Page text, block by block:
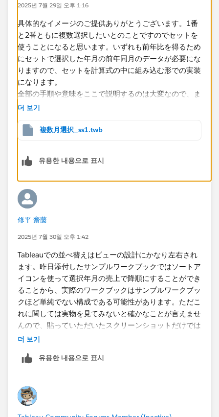
よろしくお願いします。
MARUYAMA
2025년 7월 29일 오후 1:16
具体的なイメージのご提供ありがとうございます。1番
と2番ともに複数選択したいとのことですのでセットを
使うことになると思います。いずれも前年比を得るため
にセットで選択した年月の前年同月のデータが必要にな
りますので、セットを計算式の中に組み込む形での実装
になります。
全部の手順や意味をここで説明するのは大変なので、ま
ずはこちらに添付したサンプルワークブックを見ていた
더 보기
複数月選択_ss1.twb
유용한 내용으로 표시
修平 齋藤
2025년 7월 30일 오후 1:42
Tableauでの並べ替えはビューの設計にかなり左右され
ます。昨日添付したサンプルワークブックではソートア
イコンを使って選択年月の売上で降順にする​ことができ
ることから、実際のワークブックはサンプルワークブッ
クほど単純でない構成である可能性があります。ただこ
れに関しては実物を見てみないと確かなことが言えませ
んので、貼っていただいたスクリーンショットだけでは
判断しかねます。
まずは行にいくつディメンションがあるか、複数あるな
ートの設定はどうなっているかを確認していただければ
と思います。​
더 보기
유용한 내용으로 표시